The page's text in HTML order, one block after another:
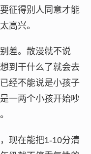
征得别人同意才能
高兴。
差。散漫就不说
到干什么了就会去
经不能说是小孩子
一两个小孩开始吵
现在能把1-10分清